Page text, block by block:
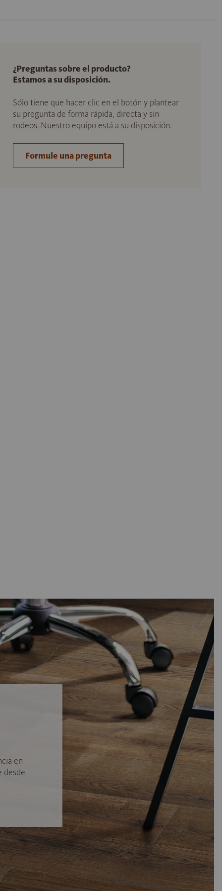
¿Preguntas sobre el producto?
Estamos a su disposición.
Sólo tiene que hacer clic en el botón y plantear
su pregunta de forma rápida, directa y sin
rodeos. Nuestro equipo está a su disposición.
Formule una pregunta
en
desde